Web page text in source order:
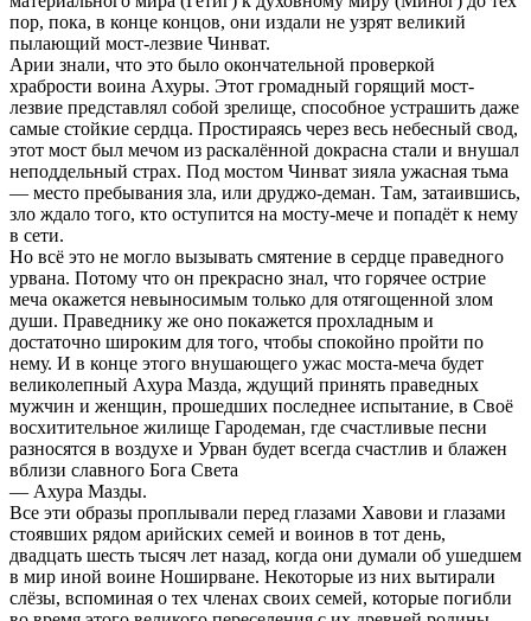
пор, пока, в конце концов, они издали не узрят великий
пылающий мост-лезвие Чинват.
Арии знали, что это было окончательной проверкой
храбрости воина Ахуры. Этот громадный горящий мост-
лезвие представлял собой зрелище, способное устрашить даже
самые стойкие сердца. Простираясь через весь небесный свод,
этот мост был мечом из раскалённой докрасна стали и внушал
неподдельный страх. Под мостом Чинват зияла ужасная тьма
— место пребывания зла, или друджо-деман. Там, затаившись,
зло ждало того, кто оступится на мосту-мече и попадёт к нему
в сети.
Но всё это не могло вызывать смятение в сердце праведного
урвана. Потому что он прекрасно знал, что горячее острие
меча окажется невыносимым только для отягощенной злом
души. Праведнику же оно покажется прохладным и
достаточно широким для того, чтобы спокойно пройти по
нему. И в конце этого внушающего ужас моста-меча будет
великолепный Ахура Мазда, ждущий принять праведных
мужчин и женщин, прошедших последнее испытание, в Своё
восхитительное жилище Гародеман, где счастливые песни
разносятся в воздухе и Урван будет всегда счастлив и блажен
вблизи славного Бога Света
— Ахура Мазды.
Все эти образы проплывали перед глазами Хавови и глазами
стоявших рядом арийских семей и воинов в тот день,
двадцать шесть тысяч лет назад, когда они думали об ушедшем
в мир иной воине Ноширване. Некоторые из них вытирали
слёзы, вспоминая о тех членах своих семей, которые погибли